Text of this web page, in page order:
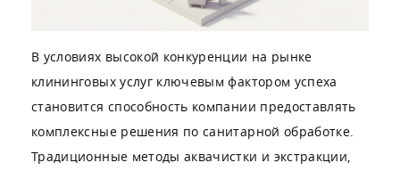
при озонировании
В условиях высокой конкуренции на рынке
клининговых услуг ключевым фактором успеха
становится способность компании предоставлять
комплексные решения по санитарной обработке.
Традиционные методы аквачистки и экстракции,